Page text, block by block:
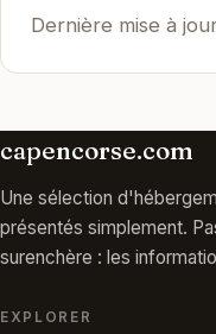
Dernière mise à
capencorse.com
Une sélection
présentés simplement.
surenchère : les
EXPLORER